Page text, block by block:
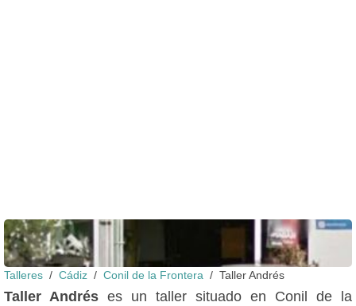
Talleres Cádiz Conil de la Frontera Taller Andrés
Taller Andrés es un taller situado en Conil de la